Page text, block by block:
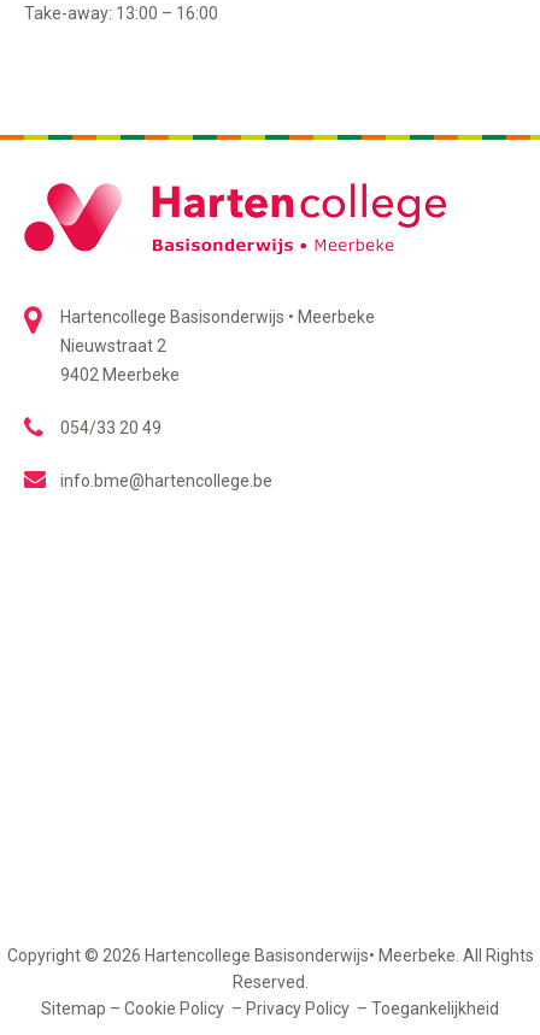
Take-away: 13:00 – 16:00
Hartencollege Basisonderwijs • Meerbeke
Nieuwstraat 2
9402 Meerbeke
054/33 20 49
info.bme@hartencollege.be
Copyright © 2026 Hartencollege Basisonderwijs• Meerbeke. All Rights
Reserved.
Sitemap – Cookie Policy – Privacy Policy – Toegankelijkheid